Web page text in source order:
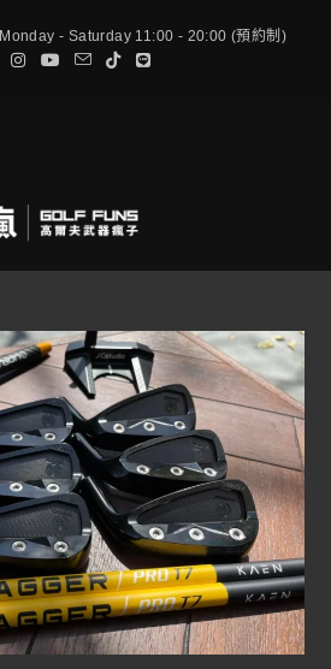
Monday - Saturday 11:00 - 20:00 (預約制)